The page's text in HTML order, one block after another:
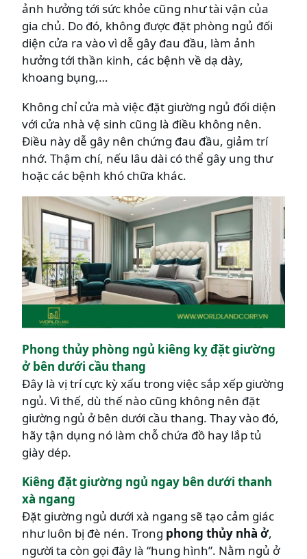
ảnh hưởng tới sức khỏe cũng như tài vận của
gia chủ. Do đó, không được đặt phòng ngủ đối
diện cửa ra vào vì dễ gây đau đầu, làm ảnh
hưởng tới thần kinh, các bệnh về dạ dày,
khoang bụng,…
Không chỉ cửa mà việc đặt giường ngủ đối diện
với cửa nhà vệ sinh cũng là điều không nên.
Điều này dễ gây nên chứng đau đầu, giảm trí
nhớ. Thậm chí, nếu lâu dài có thể gây ung thư
hoặc các bệnh khó chữa khác.
Phong thủy phòng ngủ kiêng kỵ đặt giường
ở bên dưới cầu thang
Đây là vị trí cực kỳ xấu trong việc sắp xếp giường
ngủ. Vì thế, dù thế nào cũng không nên đặt
giường ngủ ở bên dưới cầu thang. Thay vào đó,
hãy tận dụng nó làm chỗ chứa đồ hay lắp tủ
giày dép.
Kiêng đặt giường ngủ ngay bên dưới thanh
xà ngang
Đặt giường ngủ dưới xà ngang sẽ tạo cảm giác
như luôn bị đè nén. Trong phong thủy nhà ở,
người ta còn gọi đây là “hung hình”. Nằm ngủ ở